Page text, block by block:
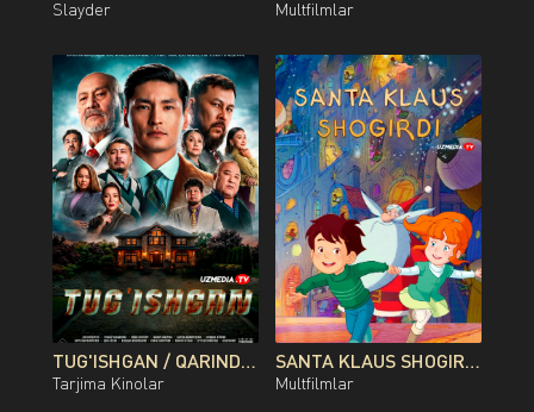
Slayder Multfilmlar
TUG'ISHGAN / QARINDOSH / QONDOSH / OG'AYNI QOZOG'ISTON FILMI UZBEK TILIDA O'ZBEKCHA 2026 TARJIMA KINO FULL HD TAS-IX SKACHAT
Tarjima Kinolar
SANTA KLAUS SHOGIRDI MULTFILM UZBEK TILIDA O'ZBEKCHA 2010 TARJIMA KINO FULL HD TAS-IX SKACHAT
Multfilmlar